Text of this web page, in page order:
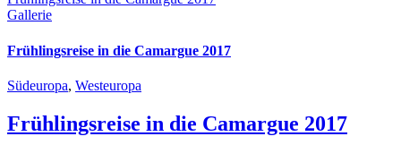
Gallerie
Frühlingsreise in die Camargue 2017
Südeuropa, Westeuropa
Frühlingsreise in die Camargue 2017